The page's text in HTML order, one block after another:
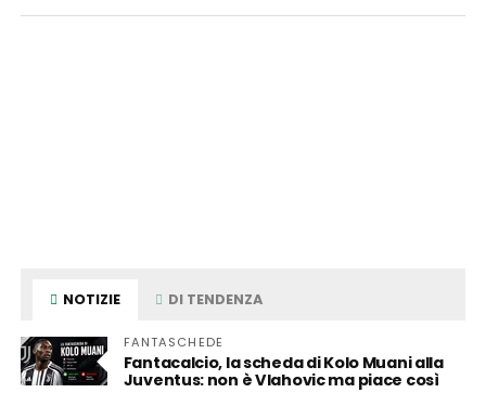
NOTIZIE DI TENDENZA
FANTASCHEDE
Fantacalcio, la scheda di Kolo Muani alla
Juventus: non è Vlahovic ma piace così